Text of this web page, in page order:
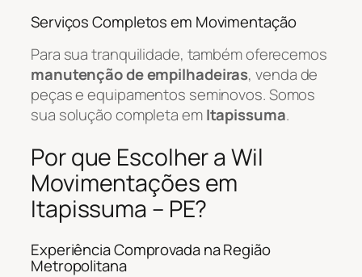
Serviços Completos em Movimentação
Para sua tranquilidade, também oferecemos
manutenção de empilhadeiras, venda de
peças e equipamentos seminovos. Somos
sua solução completa emItapissuma.
Por que Escolher a Wil
Movimentações em
Itapissuma – PE?
Experiência Comprovada na Região
Metropolitana